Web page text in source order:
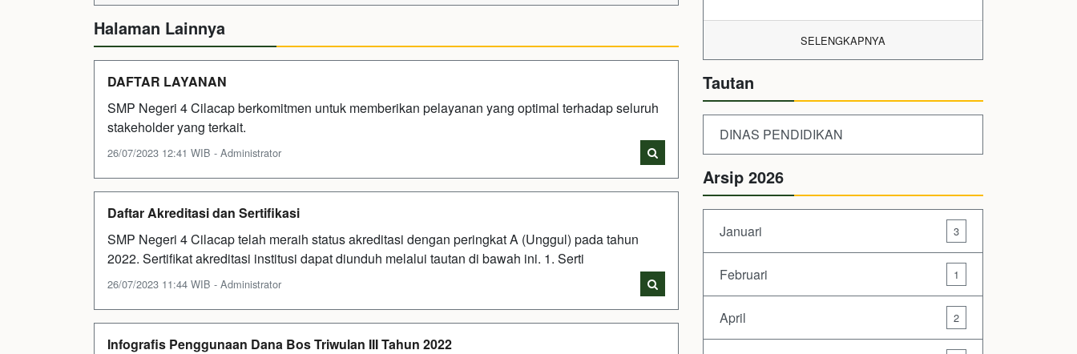
Halaman Lainnya
DAFTAR LAYANAN
SMP Negeri 4 Cilacap berkomitmen untuk memberikan pelayanan yang optimal terhadap seluruh
stakeholder yang terkait.
26/07/2023 12:41 WIB - Administrator
Daftar Akreditasi dan Sertifikasi
SMP Negeri 4 Cilacap telah meraih status akreditasi dengan peringkat A (Unggul) pada tahun
2022. Sertifikat akreditasi institusi dapat diunduh melalui tautan di bawah ini. 1. Serti
26/07/2023 11:44 WIB - Administrator
Infografis Penggunaan Dana Bos Triwulan III Tahun 2022
SELENGKAPNYA
Tautan
DINAS PENDIDIKAN
Arsip 2026
Januari 3
Februari 1
April 2